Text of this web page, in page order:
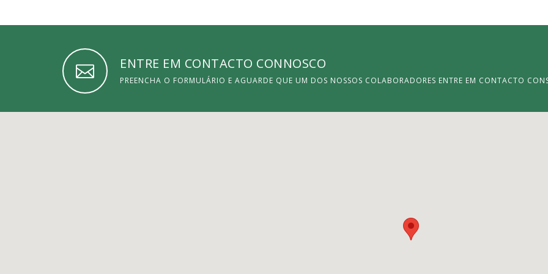
ENTRE EM CONTACTO CONNOSCO
PREENCHA O FORMULÁRIO E AGUARDE QUE UM DOS NOSSOS COLABORADORES ENTRE EM CONTACTO